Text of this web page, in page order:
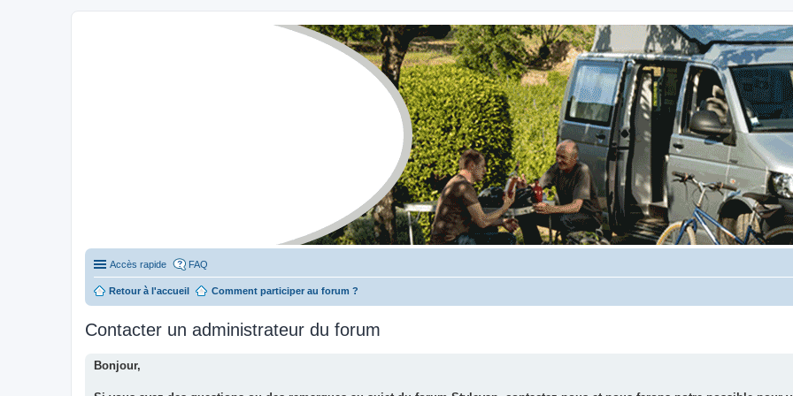
Stylevan - Vans aménagés
Accès rapide FAQ
Retour à l'accueil Comment participer au forum ?
Contacter un administrateur du forum
Bonjour,